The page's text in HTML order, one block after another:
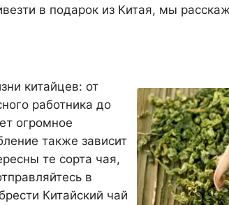
бренд Наши отзывы
в подарок из Китая, мы
китайцев: от
работника до
огромное
также зависит
те сорта чая,
в
Китайский чай